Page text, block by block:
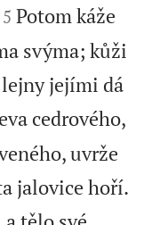


5 Potom káže
svýma; kůži
jejími dá
cedrového,
uvrže
jalovice hoří.